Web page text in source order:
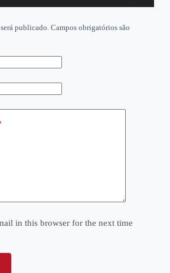
publicado. Campos obrigatórios são
in this browser for the next time